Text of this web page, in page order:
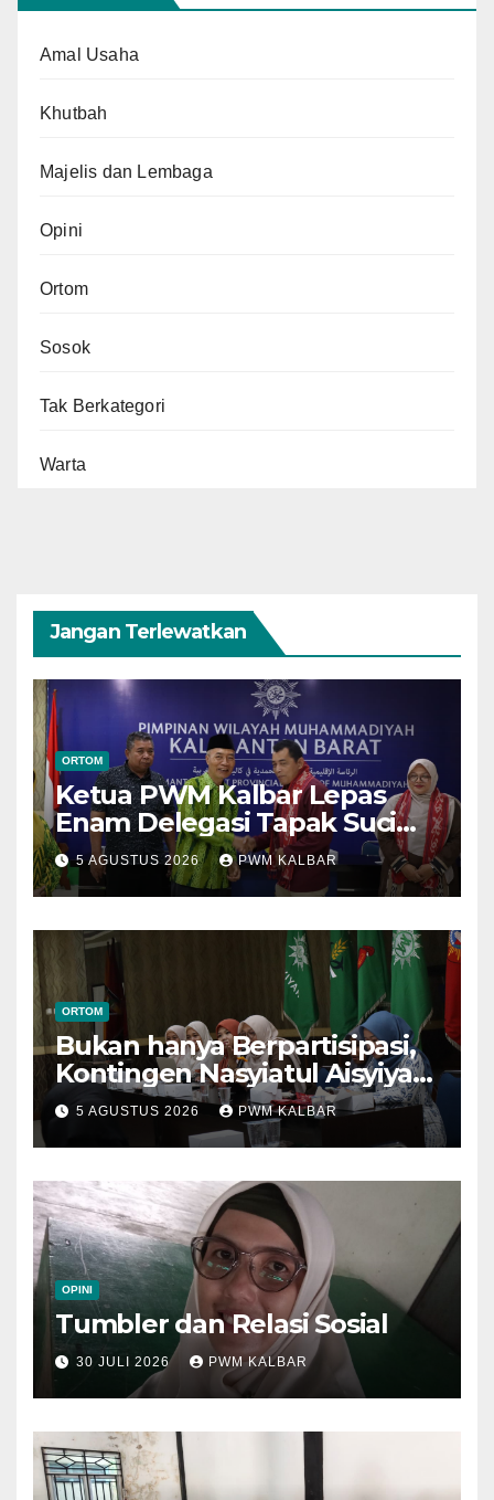
Amal Usaha
Khutbah
Majelis dan Lembaga
Opini
Ortom
Sosok
Tak Berkategori
Warta
Jangan Terlewatkan
ORTOM
Ketua PWM Kalbar Lepas
Enam Delegasi Tapak Suci
Menuju Muktamar XVI di
Semarang
5 AGUSTUS 2026 PWM KALBAR
ORTOM
Bukan hanya Berpartisipasi,
Kontingen Nasyiatul Aisyiyah
Kalbar Perjuangkan Program
di Muktamar XV
5 AGUSTUS 2026 PWM KALBAR
OPINI
Tumbler dan Relasi Sosial
30 JULI 2026 PWM KALBAR